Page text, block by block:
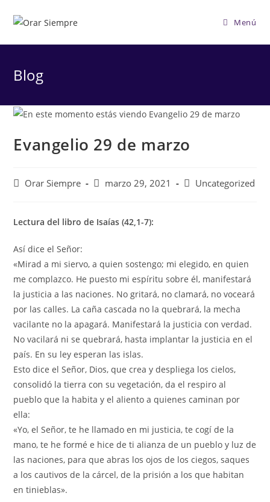
Menú
Blog
Evangelio 29 de marzo
Autor
entrada:
Orar Siempre
Publicación
entrada:
marzo 29, 2021
Categoría
Uncategorized
Lectura del libro de Isaías (42,1-7):
Así dice el Señor:
«Mirad a mi siervo, a quien sostengo; mi elegido, en quien
me complazco. He puesto mi espíritu sobre él, manifestará
la justicia a las naciones. No gritará, no clamará, no voceará
por las calles. La caña cascada no la quebrará, la mecha
vacilante no la apagará. Manifestará la justicia con verdad.
No vacilará ni se quebrará, hasta implantar la justicia en el
país. En su ley esperan las islas.
Esto dice el Señor, Dios, que crea y despliega los cielos,
consolidó la tierra con su vegetación, da el respiro al
pueblo que la habita y el aliento a quienes caminan por
ella:
«Yo, el Señor, te he llamado en mi justicia, te cogí de la
mano, te he formé e hice de ti alianza de un pueblo y luz de
las naciones, para que abras los ojos de los ciegos, saques
a los cautivos de la cárcel, de la prisión a los que habitan
en tinieblas».